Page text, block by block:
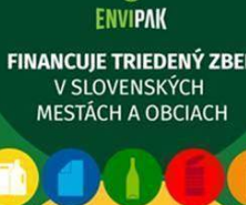
Marián Sivoň Popudinské Močidľany
oznamuje, že od 19.8 - 28.8.2026
budeZATVORENÁ z dôvodu čerpania
dovolenky. Akútne prípady bude riešiť
MUDr.Fisch…
5. augusta 2026 12:35